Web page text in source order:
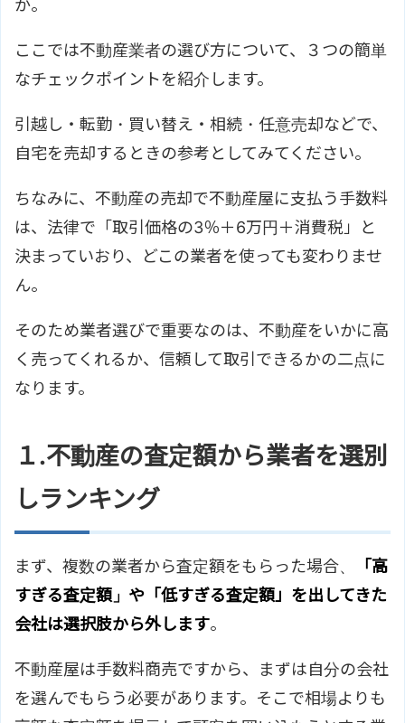
か。
ここでは不動産業者の選び方について、３つの簡単
なチェックポイントを紹介します。
引越し・転勤・買い替え・相続・任意売却などで、
自宅を売却するときの参考としてみてください。
ちなみに、不動産の売却で不動産屋に支払う手数料
は、法律で「取引価格の3％＋6万円＋消費税」と
決まっていおり、どこの業者を使っても変わりませ
ん。
そのため業者選びで重要なのは、不動産をいかに高
く売ってくれるか、信頼して取引できるかの二点に
なります。
１.不動産の査定額から業者を選別
しランキング
まず、複数の業者から査定額をもらった場合、
「高
すぎる査定額」や「低すぎる査定額」を出してきた
会社は選択肢から外します。
不動産屋は手数料商売ですから、まずは自分の会社
を選んでもらう必要があります。そこで相場よりも